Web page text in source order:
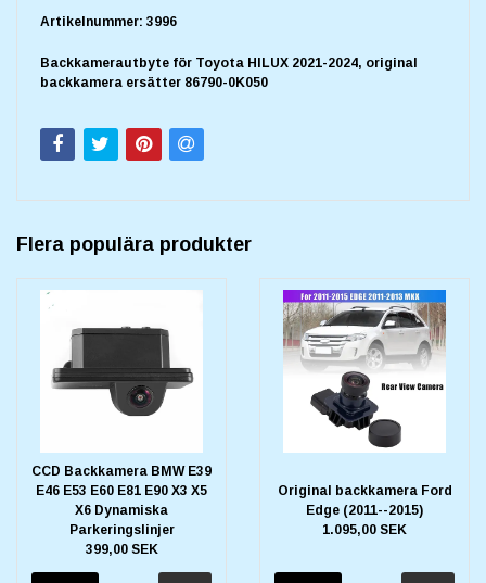
Artikelnummer: 3996
Backkamerautbyte för Toyota HILUX 2021-2024, original
backkamera ersätter 86790-0K050
Flera populära produkter
CCD Backkamera BMW E39
E46 E53 E60 E81 E90 X3 X5
X6 Dynamiska
Parkeringslinjer
399,00 SEK
Original backkamera Ford
Edge (2011--2015)
1.095,00 SEK